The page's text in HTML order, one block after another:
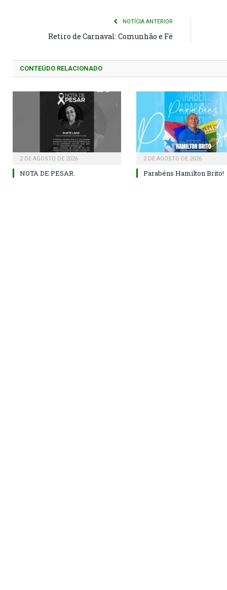
NOTÍCIA ANTERIOR
Retiro de Carnaval: Comunhão e Fé
CONTEÚDO RELACIONADO
2 DE AGOSTO DE 2026
NOTA DE PESAR.
2 DE AGOSTO DE 2026
Parabéns Hamilton Brito!